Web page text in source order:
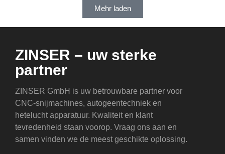
Mehr laden
ZINSER – uw sterke
partner
ZINSER GmbH is uw betrouwbare partner voor
CNC-snijmachines, autogeentechniek en
hetelucht apparatuur. Kwaliteit en klant
tevredenheid staan voorop. Vraag ons aan en
samen vinden we de meest geschikte oplossing.